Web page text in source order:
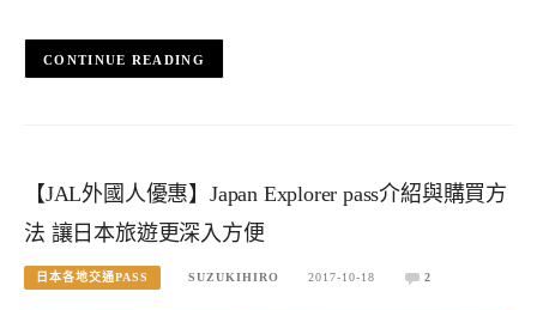
CONTINUE READING
【JAL外國人優惠】Japan Explorer pass介紹與購買方
法 讓日本旅遊更深入方便
日本各地交通PASS SUZUKIHIRO 2017-10-18 2